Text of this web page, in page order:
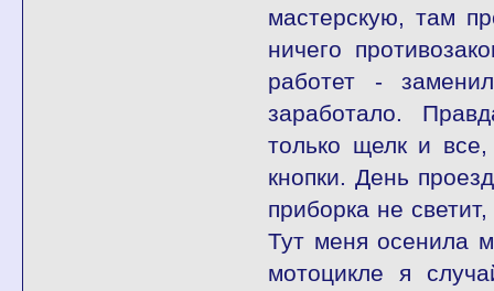
мастерскую, там
ничего
работет -
заработало.
только щелк и все,
кнопки. День
приборка не
Тут меня осенила
мотоцикле я